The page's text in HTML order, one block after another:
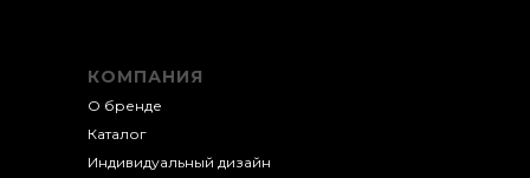
КОМПАНИЯ
О бренде
Каталог
Индивидуальный дизайн